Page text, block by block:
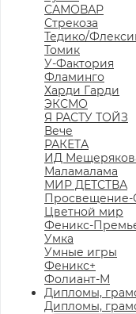
САМОВАР
Стрекоза
Тедико/
Томик
У-Фактория
Фламинго
Харди Гарди
ЭКСМО
Я РАСТУ ТОЙЗ
Вече
РАКЕТА
ИД
Маламалама
МИР ДЕТСТВА
Просвещение-
Цветной мир
Феникс-
Умка
Умные игры
Феникс+
Фолиант-М
Дипломы,
Дипломы,